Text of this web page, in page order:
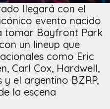
llegará con el
evento nacido
tomar Bayfront Park
un lineup que
como Eric
Carl Cox, Hardwell,
y el argentino BZRP,
la escena